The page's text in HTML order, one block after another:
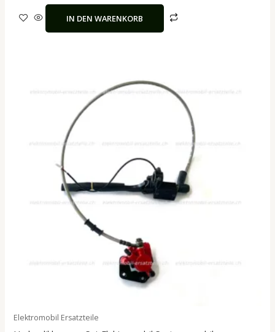
IN DEN WARENKORB
Elektromobil Ersatzteile